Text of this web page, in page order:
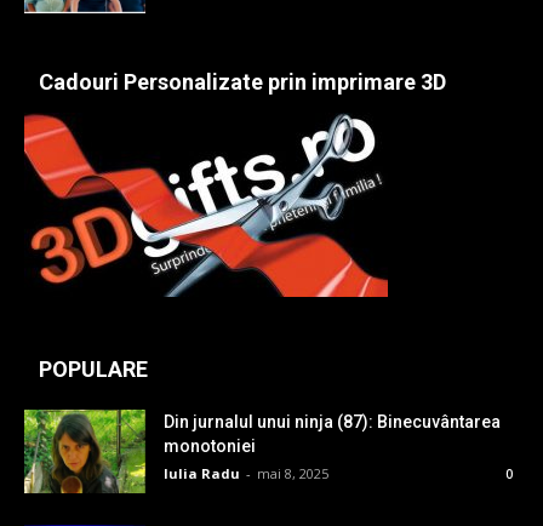
Cadouri Personalizate prin imprimare 3D
POPULARE
Din jurnalul unui ninja (87): Binecuvântarea
monotoniei
Iulia Radu - mai 8, 2025 0